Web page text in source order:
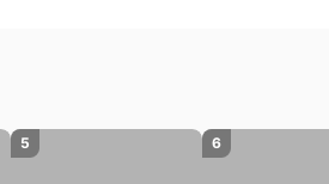
5 6